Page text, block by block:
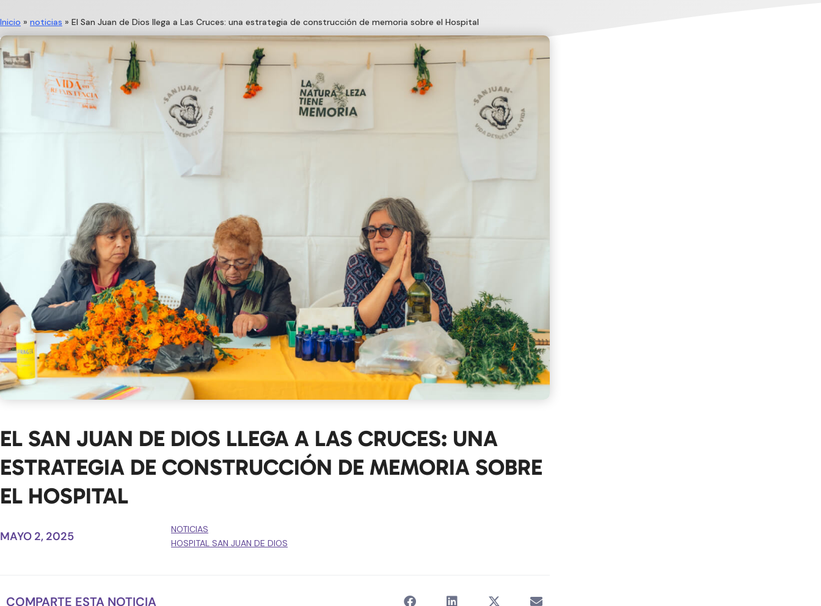
Inicio » noticias » El San Juan de Dios llega a Las Cruces: una estrategia de construcción de memoria sobre el Hospital
EL SAN JUAN DE DIOS LLEGA A LAS CRUCES: UNA
ESTRATEGIA DE CONSTRUCCIÓN DE MEMORIA SOBRE
EL HOSPITAL
MAYO 2, 2025
NOTICIAS
HOSPITAL SAN JUAN DE DIOS
COMPARTE ESTA NOTICIA